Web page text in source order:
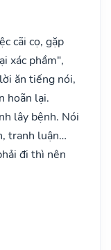
cãi cọ, gặp
xác phầm",
ăn tiếng nói,
hoãn lại.
lây bệnh. Nói
tranh luận…
đi thì nên